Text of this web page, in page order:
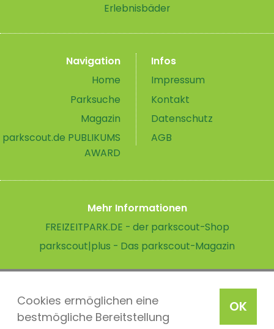
OK
Cookies ermöglichen eine
bestmögliche Bereitstellung
Erlebnisbäder
Navigation
Home
Parksuche
Magazin
parkscout.de PUBLIKUMS
AWARD
Infos
Impressum
Kontakt
Datenschutz
AGB
Mehr Informationen
FREIZEITPARK.DE - der parkscout-Shop
parkscout|plus - Das parkscout-Magazin